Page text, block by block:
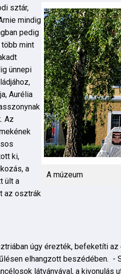
A múzeum
sztár,
mindig
pedig
több mint
ünnepi
Aurélia
Az
ki,
a
ült a
az osztrák
úgy érezték, befeketíti
elhangzott beszédében. -
látványával, a kivonulás